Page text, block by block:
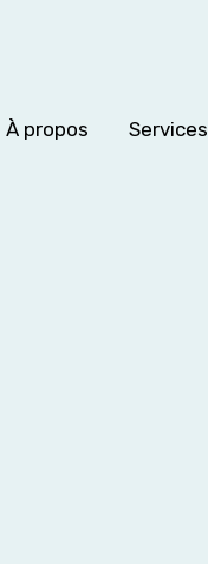
À propos Services